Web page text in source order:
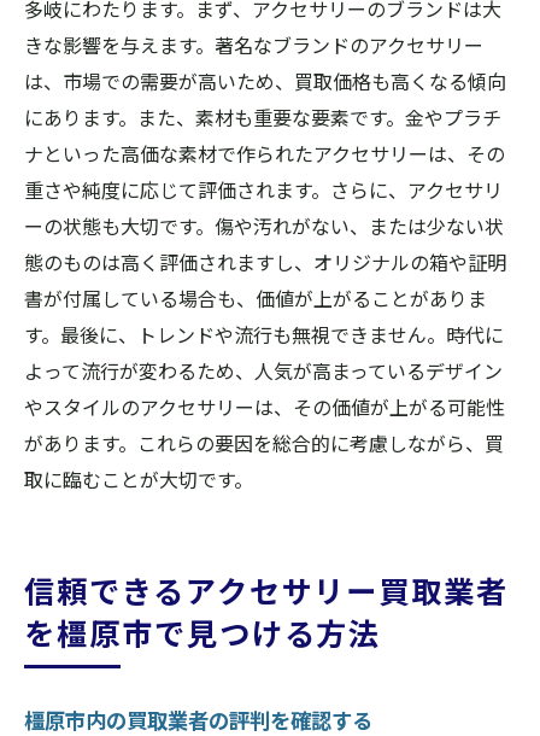
多岐にわたります。まず、アクセサリーのブランドは大
きな影響を与えます。著名なブランドのアクセサリー
は、市場での需要が高いため、買取価格も高くなる傾向
にあります。また、素材も重要な要素です。金やプラチ
ナといった高価な素材で作られたアクセサリーは、その
重さや純度に応じて評価されます。さらに、アクセサリ
ーの状態も大切です。傷や汚れがない、または少ない状
態のものは高く評価されますし、オリジナルの箱や証明
書が付属している場合も、価値が上がることがありま
す。最後に、トレンドや流行も無視できません。時代に
よって流行が変わるため、人気が高まっているデザイン
やスタイルのアクセサリーは、その価値が上がる可能性
があります。これらの要因を総合的に考慮しながら、買
取に臨むことが大切です。
信頼できるアクセサリー買取業者
を橿原市で見つける方法
橿原市内の買取業者の評判を確認する